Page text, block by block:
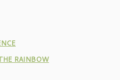
RAINBOW